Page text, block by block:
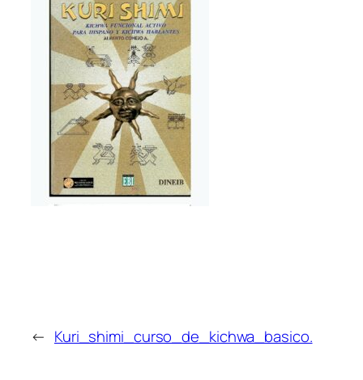
← Kuri_shimi_curso_de_kichwa_basico.